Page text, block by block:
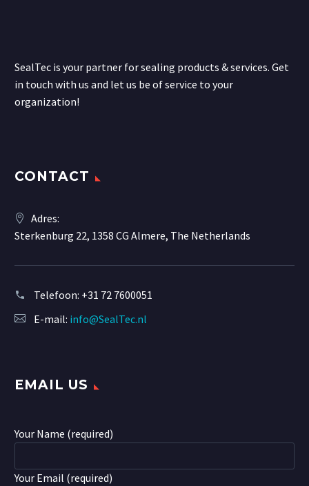
SealTec is your partner for sealing products & services. Get
in touch with us and let us be of service to your
organization!
CONTACT
Adres:
Sterkenburg 22, 1358 CG Almere, The Netherlands
Telefoon: +31 72 7600051
E-mail: info@SealTec.nl
EMAIL US
Your Name (required)
Your Email (required)